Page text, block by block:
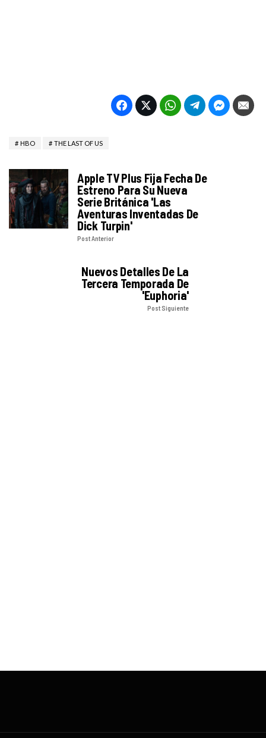
HBO THE LAST OF US
Apple TV Plus Fija Fecha De
Estreno Para Su Nueva
Serie Británica 'Las
Aventuras Inventadas De
Dick Turpin'
Post Anterior
Nuevos Detalles De La
Tercera Temporada De
'Euphoria'
Post Siguiente